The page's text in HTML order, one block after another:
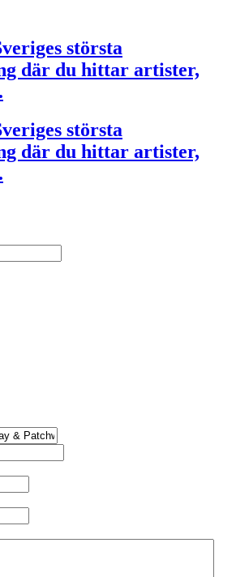
största
där du hittar artister,
största
där du hittar artister,